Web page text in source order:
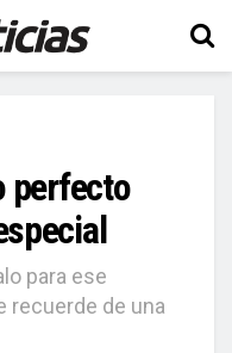
perfecto
para ese
recuerde de una